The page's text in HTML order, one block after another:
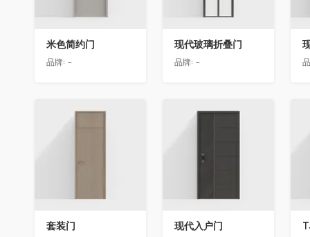
米色简约门
品牌: -
现代玻璃折叠门
品牌: -
收藏
套装门
收藏
现代入户门